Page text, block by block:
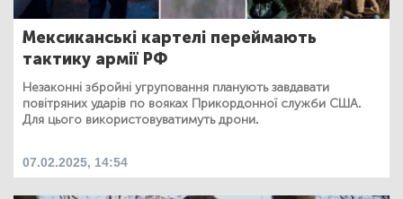
Мексиканські картелі переймають
тактику армії РФ
Незаконні збройні угруповання планують завдавати
повітряних ударів по вояках Прикордонної служби США.
Для цього використовуватимуть дрони.
07.02.2025, 14:54